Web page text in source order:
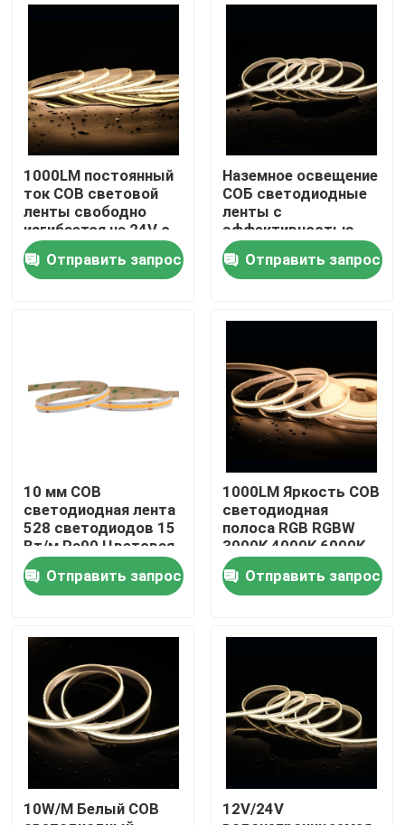
Видео
Путешествие фабрики
Проверка качества
Свяжитесь мы
Новости
Спросите цитату
высокий cri привел прокладку
1000LM постоянный
ток COB световой
ленты свободно
изгибается на 24V с
480 светодиодов на
метрОтправить запрос
Наземное освещение
СОБ светодиодные
ленты с
эффективностью
10W/M и 100LM/W в
белом цвете
Отправить запрос
10 мм COB
светодиодная лента
528 светодиодов 15
Вт/м Ra90 Цветовая
температура
2700/3000/4000/5000/6500K
Отправить запрос
1000LM Яркость COB
светодиодная
полоса RGB RGBW
3000K 4000K 6000K
Варианты 480
светодиодов / м CRI
90-95 5м роллы
Отправить запрос
10W/M Белый COB
12V/24V